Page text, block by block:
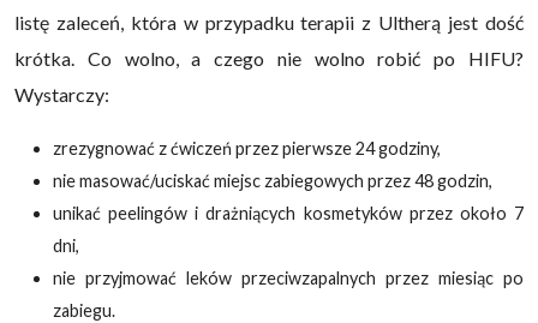
listę zaleceń, która w przypadku terapii z Ultherą jest dość
krótka. Co wolno, a czego nie wolno robić po HIFU?
Wystarczy:
zrezygnować z ćwiczeń przez pierwsze 24 godziny,
nie masować/uciskać miejsc zabiegowych przez 48 godzin,
unikać peelingów i drażniących kosmetyków przez około 7
dni,
nie przyjmować leków przeciwzapalnych przez miesiąc po
zabiegu.